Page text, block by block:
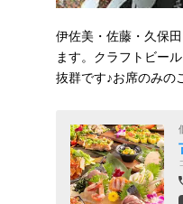
伊佐美・佐藤・久保
ます。クラフトビー
抜群です♪お席のみの